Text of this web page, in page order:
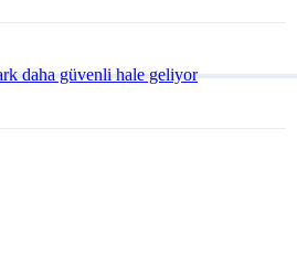
daha güvenli hale geliyor